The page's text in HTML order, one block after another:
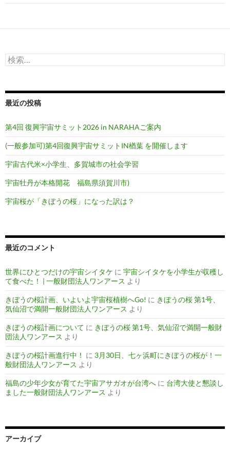
ゲ
ー
ョ
検
索:
最近の投稿
第4回 復興宇宙サミット2026 in NARAHAご案内
(一般参加可)第4回復興宇宙サミットIN楢葉 を開催します
宇宙古代米×小学生、多賀城市の社会学習
宇宙牡丹が本格開花 福島県須賀川市)
宇宙桜が「きぼうの桜」になった訳は？
最近のコメント
世界にひとつだけの宇宙シイタケ に 宇宙シイタケを小学生が収穫し
て食べた！ | 一般財団法人ワンアース より
きぼうの桜計画、いよいよ宇宙桜植樹へGo! に きぼうの桜 第1号、
気仙沼で満開一般財団法人ワンアース より
きぼうの桜計画について に きぼうの桜 第1号、気仙沼で満開一般財
団法人ワンアース より
きぼうの桜計画進行中！ に 3月30日、七ヶ浜町にきぼうの桜が！一
般財団法人ワンアース より
福島の少年少女が育てた宇宙アサガオが台湾へ に 台湾大使と懇談し
ました一般財団法人ワンアース より
アーカイブ